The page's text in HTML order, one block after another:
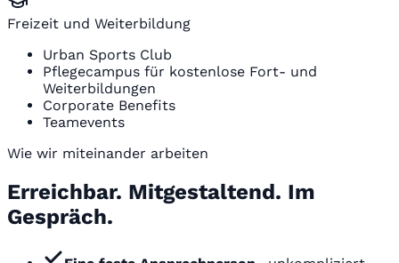
Freizeit und Weiterbildung
Urban Sports Club
Pflegecampus für kostenlose Fort- und
Weiterbildungen
Corporate Benefits
Teamevents
Wie wir miteinander arbeiten
Erreichbar. Mitgestaltend. Im
Gespräch.